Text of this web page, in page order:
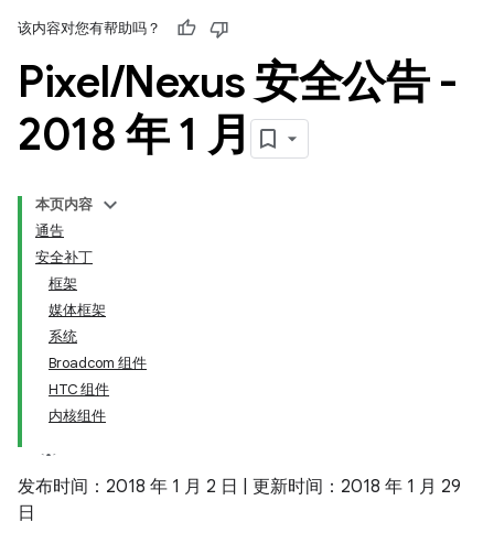
该内容对您有帮助吗？
Pixel/Nexus 安全公告 -
2018 年 1 月
本页内容
通告
安全补丁
框架
媒体框架
系统
Broadcom 组件
HTC 组件
内核组件
发布时间：2018 年 1 月 2 日 | 更新时间：2018 年 1 月 29
日